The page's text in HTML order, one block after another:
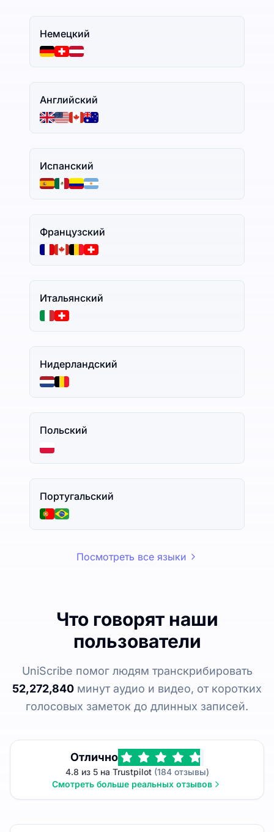
Немецкий
Английский
Испанский
Французский
Итальянский
Нидерландский
Польский
Португальский
Посмотреть все языки
Что говорят наши
пользователи
UniScribe помог людям транскрибировать
52,272,840 минут аудио и видео, от коротких
голосовых заметок до длинных записей.
Отлично
4.8 из 5 на Trustpilot(184 отзывы)
Смотреть больше реальных отзывов